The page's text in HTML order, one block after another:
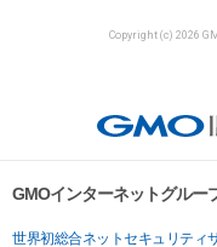
Copyright (c) 2026
GMOインターネットグルー
世界初総合ネットセキュリティ